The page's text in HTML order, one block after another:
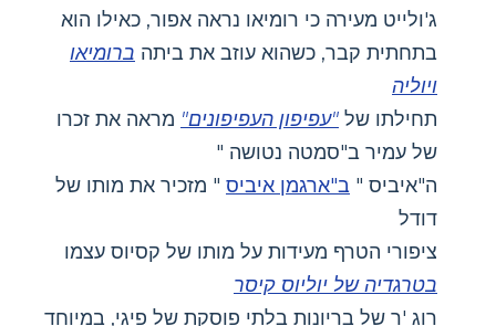
ג'ולייט מעירה כי רומיאו נראה אפור, כאילו הוא
בתחתית קבר, כשהוא עוזב את ביתה ברומיאו
ויוליה
תחילתו של "עפיפון העפיפונים" מראה את זכרו
של עמיר ב"סמטה נטושה "
ה"איביס " ב"ארגמן איביס " מזכיר את מותו של
דודל
ציפורי הטרף מעידות על מותו של קסיוס עצמו
בטרגדיה של יוליוס קיסר
רוג 'ר של בריונות בלתי פוסקת של פיגי, במיוחד